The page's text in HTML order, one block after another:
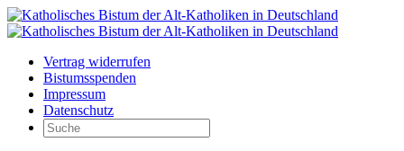
Vertrag widerrufen
Bistumsspenden
Impressum
Datenschutz